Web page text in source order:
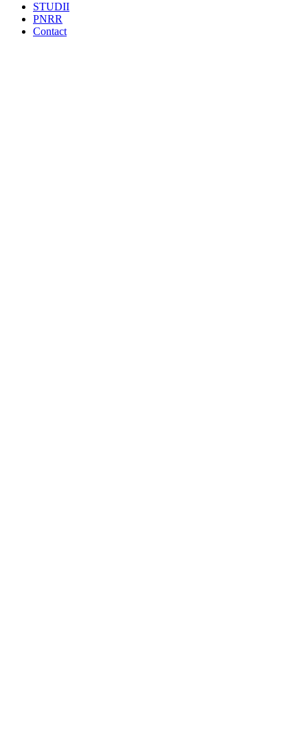
STUDII
PNRR
Contact